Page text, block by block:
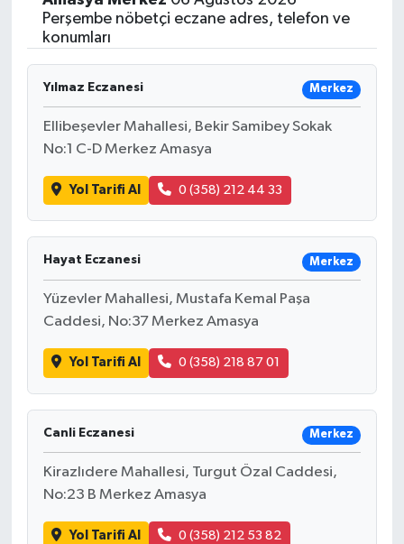
Perşembe nöbetçi eczane adres, telefon ve
konumları
Yılmaz Eczanesi Merkez
Ellibeşevler Mahallesi, Bekir Samibey Sokak
No:1 C-D Merkez Amasya
Yol Tarifi Al 0 (358) 212 44 33
Hayat Eczanesi Merkez
Yüzevler Mahallesi, Mustafa Kemal Paşa
Caddesi, No:37 Merkez Amasya
Yol Tarifi Al 0 (358) 218 87 01
Canli Eczanesi Merkez
Kirazlıdere Mahallesi, Turgut Özal Caddesi,
No:23 B Merkez Amasya
Yol Tarifi Al 0 (358) 212 53 82